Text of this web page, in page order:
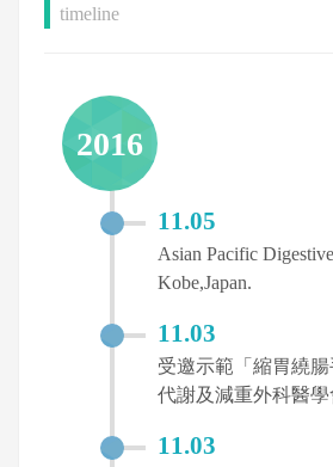
timeline
2016
11.05
Asian Pacific
Kobe,Japan.
11.03
受邀示範「縮胃繞腸
代謝及減重外科醫學
11.03